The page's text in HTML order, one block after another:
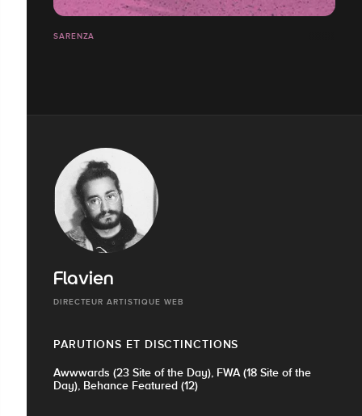
SARENZA
Flavien
DIRECTEUR ARTISTIQUE WEB
PARUTIONS ET DISCTINCTIONS
Awwwards (23 Site of the Day), FWA (18 Site of the
Day), Behance Featured (12)